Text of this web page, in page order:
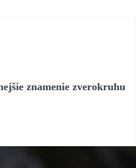
znamenie zverokruhu